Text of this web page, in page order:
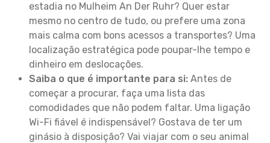
estadia no Mulheim An Der Ruhr? Quer estar
mesmo no centro de tudo, ou prefere uma zona
mais calma com bons acessos a transportes? Uma
localização estratégica pode poupar-lhe tempo e
dinheiro em deslocações.
Saiba o que é importante para si: Antes de
começar a procurar, faça uma lista das
comodidades que não podem faltar. Uma ligação
Wi-Fi fiável é indispensável? Gostava de ter um
ginásio à disposição? Vai viajar com o seu animal